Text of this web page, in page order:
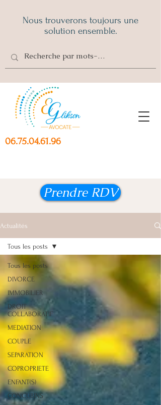
06.75.04.61.96
Nous trouverons toujours une
solution ensemble.
Prendre RDV
Actualités
Tous les posts
DIVORCE
IMMOBILIER
DROIT
COLLABORATIF
MEDIATION
COUPLE
SEPARATION
COPROPRIETE
ENFANT(S)
CONCUBINS
Tous les posts